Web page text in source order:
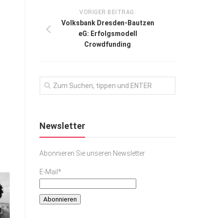
VORIGER BEITRAG:
Volksbank Dresden-Bautzen
eG: Erfolgsmodell
Crowdfunding
Newsletter
Abonnieren Sie unseren Newsletter
E-Mail*